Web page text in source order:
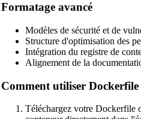
Nginx Config Beautifier
Apache Config Beautifier
Python Beautifier
Java Code Beautifier
PHP Beautifier
Swift Code Beautifier
Formatage avancé
Modèles de sécurité et de
Structure d'optimisation des
Intégration du registre de
Alignement de la
Comment utiliser
Téléchargez votre Dockerfile